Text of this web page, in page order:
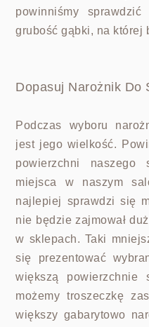
powinniśmy
grubość gąbki, na której
Dopasuj Narożnik Do
Podczas wyboru
jest jego wielkość.
powierzchni naszego
miejsca w naszym
najlepiej sprawdzi się
nie będzie zajmował
w sklepach. Taki
się prezentować
większą
możemy troszeczkę
większy gabarytowo